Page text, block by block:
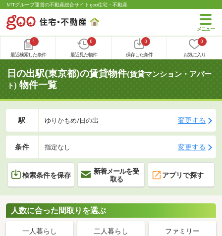
NTTグループ運営の不動産総合サイト goo住宅・不動産
1
最近検索した条件
0
最近見た物件
0
保存した条件
0
お気に入り
日の出駅(東京都)の賃貸物件(賃貸マンション・アパー
ト) 物件一覧
駅 ゆりかもめ/日の出 変更する
条件 指定なし 変更する
検索条件を保存
新着メールを受
取る
アプリで探す
人数に合った間取りを選ぶ
一人暮らし 二人暮らし ファミリー